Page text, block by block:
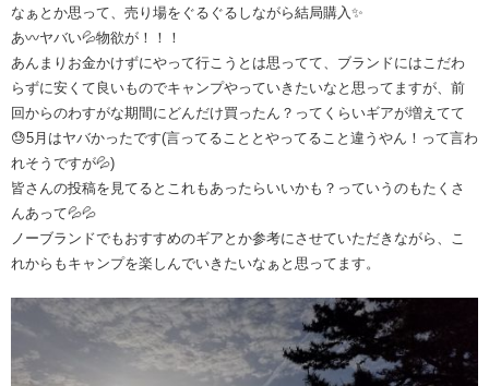
なぁとか思って、売り場をぐるぐるしながら結局購入✨
あ〰️ヤバい💦物欲が！！！
あんまりお金かけずにやって行こうとは思ってて、ブランドにはこだわ
らずに安くて良いものでキャンプやっていきたいなと思ってますが、前
回からのわすがな期間にどんだけ買ったん？ってくらいギアが増えてて
😓5月はヤバかったです(言ってることとやってること違うやん！って言わ
れそうですが💦)
皆さんの投稿を見てるとこれもあったらいいかも？っていうのもたくさ
んあって💦💦
ノーブランドでもおすすめのギアとか参考にさせていただきながら、こ
れからもキャンプを楽しんでいきたいなぁと思ってます。